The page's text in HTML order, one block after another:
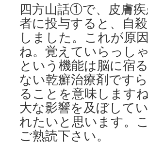
四方山話①で、皮膚
者に投与すると、自
しました。これが原
ね。覚えていらっし
という機能は脳に宿
ない乾癬治療剤です
ることを意味します
大な影響を及ぼして
れたいと思います。
ご熟読下さい。